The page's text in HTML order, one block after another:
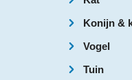
Konijn &
Vogel
Tuin